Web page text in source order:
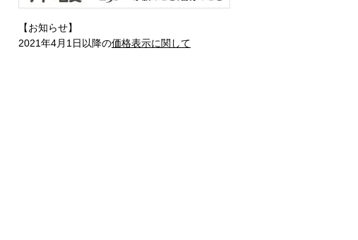
【お知らせ】
2021年4月1日以降の価格表示に関して